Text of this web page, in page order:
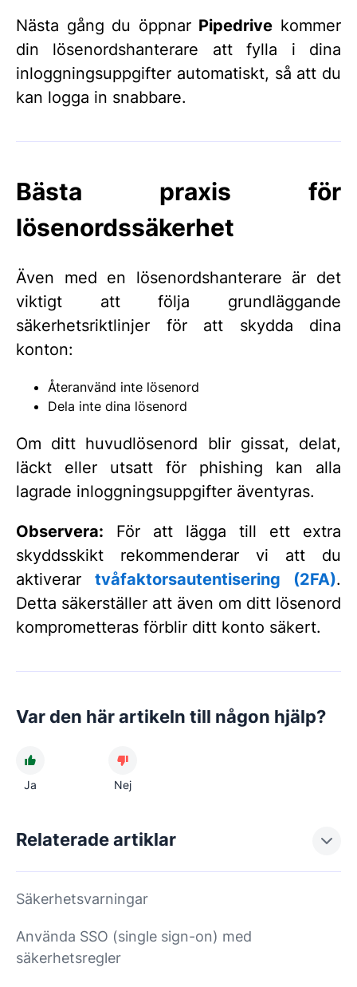
Nästa gång du öppnar Pipedrive kommer
din lösenordshanterare att fylla i dina
inloggningsuppgifter automatiskt, så att du
kan logga in snabbare.
Bästa praxis för
lösenordssäkerhet
Även med en lösenordshanterare är det
viktigt att följa grundläggande
säkerhetsriktlinjer för att skydda dina
konton:
Återanvänd inte lösenord
Dela inte dina lösenord
Om ditt huvudlösenord blir gissat, delat,
läckt eller utsatt för phishing kan alla
lagrade inloggningsuppgifter äventyras.
Observera: För att lägga till ett extra
skyddsskikt rekommenderar vi att du
aktiverar tvåfaktorsautentisering (2FA).
Detta säkerställer att även om ditt lösenord
komprometteras förblir ditt konto säkert.
Var den här artikeln till någon hjälp?
Ja Nej
Relaterade artiklar
Säkerhetsvarningar
Använda SSO (single sign-on) med
säkerhetsregler